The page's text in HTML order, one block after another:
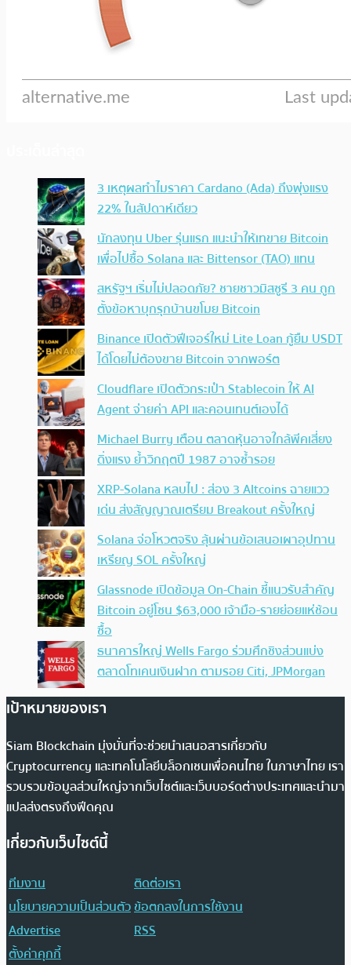
3 เหตุผลทำไมราคา Cardano (Ada) ถึงพุ่งแรง
22% ในสัปดาห์เดียว
นักลงทุน Uber รุ่นแรก แนะนำให้เทขาย Bitcoin
เพื่อไปซื้อ Solana และ Bittensor (TAO) แทน
สหรัฐฯ เริ่มไม่ปลอดภัย? ชายชาวมิสซูรี 3 คน ถูก
ตั้งข้อหาบุกรุกบ้านขโมย Bitcoin
Binance เปิดตัวฟีเจอร์ใหม่ Lite Loan กู้ยืม USDT
ได้โดยไม่ต้องขาย Bitcoin จากพอร์ต
Cloudflare เปิดตัวกระเป๋า Stablecoin ให้ AI
Agent จ่ายค่า API และคอนเทนต์เองได้
Michael Burry เตือน ตลาดหุ้นอาจใกล้พีคเสี่ยง
ดิ่งแรง ย้ำวิกฤตปี 1987 อาจซ้ำรอย
XRP-Solana หลบไป : ส่อง 3 Altcoins ฉายแวว
เด่น ส่งสัญญาณเตรียม Breakout ครั้งใหญ่
Solana จ่อโหวตจริง ลุ้นผ่านข้อเสนอเผาอุปทาน
เหรียญ SOL ครั้งใหญ่
Glassnode เปิดข้อมูล On-Chain ชี้แนวรับสำคัญ
Bitcoin อยู่โซน $63,000 เจ้ามือ-รายย่อยแห่ช้อน
ซื้อ
ธนาคารใหญ่ Wells Fargo ร่วมศึกชิงส่วนแบ่ง
ตลาดโทเคนเงินฝาก ตามรอย Citi, JPMorgan
เป้าหมายของเรา
Siam Blockchain มุ่งมั่นที่จะช่วยนำเสนอสารเกี่ยวกับ
Cryptocurrency และเทคโนโลยีบล็อกเชนเพื่อคนไทย ในภาษาไทย เรา
รวบรวมข้อมูลส่วนใหญ่จากเว็บไซต์และเว็บบอร์ดต่างประเทศและนำมา
แปลส่งตรงถึงฟีดคุณ
เกี่ยวกับเว็บไซต์นี้
ทีมงาน
ติดต่อเรา
นโยบายความเป็นส่วนตัวข้อตกลงในการใช้งาน
Advertise
RSS
ตั้งค่าคุกกี้